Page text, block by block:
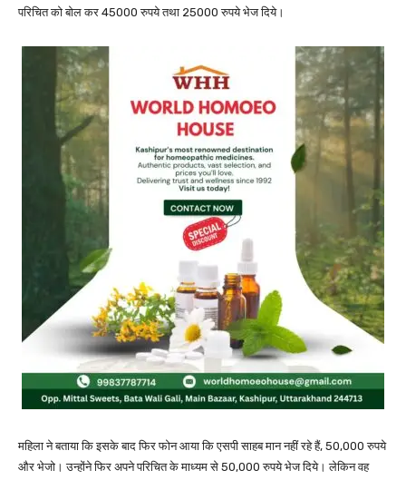
परिचित को बोल कर 45000 रुपये तथा 25000 रुपये भेज दिये।
महिला ने बताया कि इसके बाद फिर फोन आया कि एसपी साहब मान नहीं रहे हैं, 50,000 रुपये
और भेजो। उन्होंने फिर अपने परिचित के माध्यम से 50,000 रुपये भेज दिये। लेकिन वह